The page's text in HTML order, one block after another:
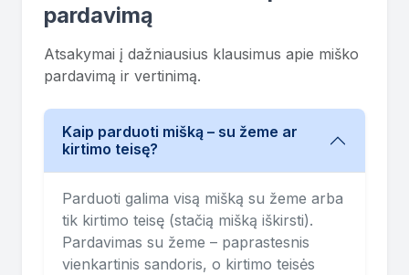
pardavimą
Atsakymai į dažniausius klausimus apie miško
pardavimą ir vertinimą.
Kaip parduoti mišką – su žeme ar
kirtimo teisę?
Parduoti galima visą mišką su žeme arba
tik kirtimo teisę (stačią mišką iškirsti).
Pardavimas su žeme – paprastesnis
vienkartinis sandoris, o kirtimo teisės